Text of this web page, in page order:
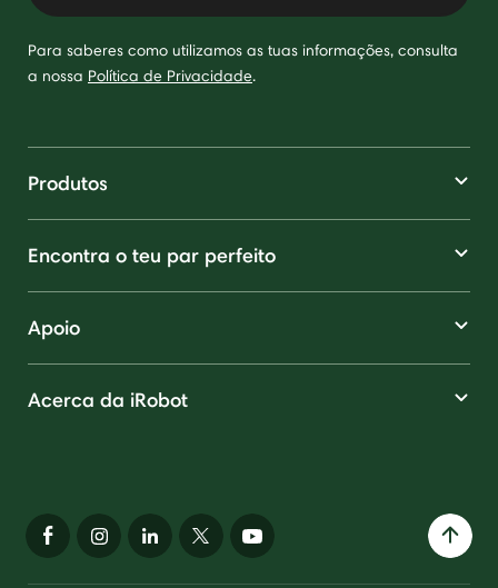
Para saberes como utilizamos as tuas informações, consulta
a nossa Política de Privacidade.
Produtos
Encontra o teu par perfeito
Apoio
Acerca da iRobot